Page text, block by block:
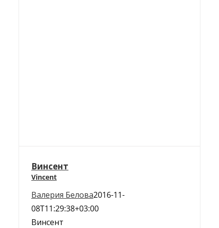
Винсент
Vincent
Валерия Белова2016-11-
08T11:29:38+03:00
Винсент